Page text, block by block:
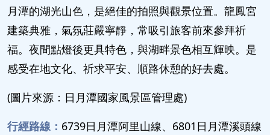
月潭的湖光山色，是絕佳的拍照與觀景位置。龍鳳宮
建築典雅，氣氛莊嚴寧靜，常吸引旅客前來參拜祈
福。夜間點燈後更具特色，與湖畔景色相互輝映。是
感受在地文化、祈求平安、順路休憩的好去處。
(圖片來源：日月潭國家風景區管理處)
行經路線： 6739日月潭阿里山線、6801日月潭溪頭線